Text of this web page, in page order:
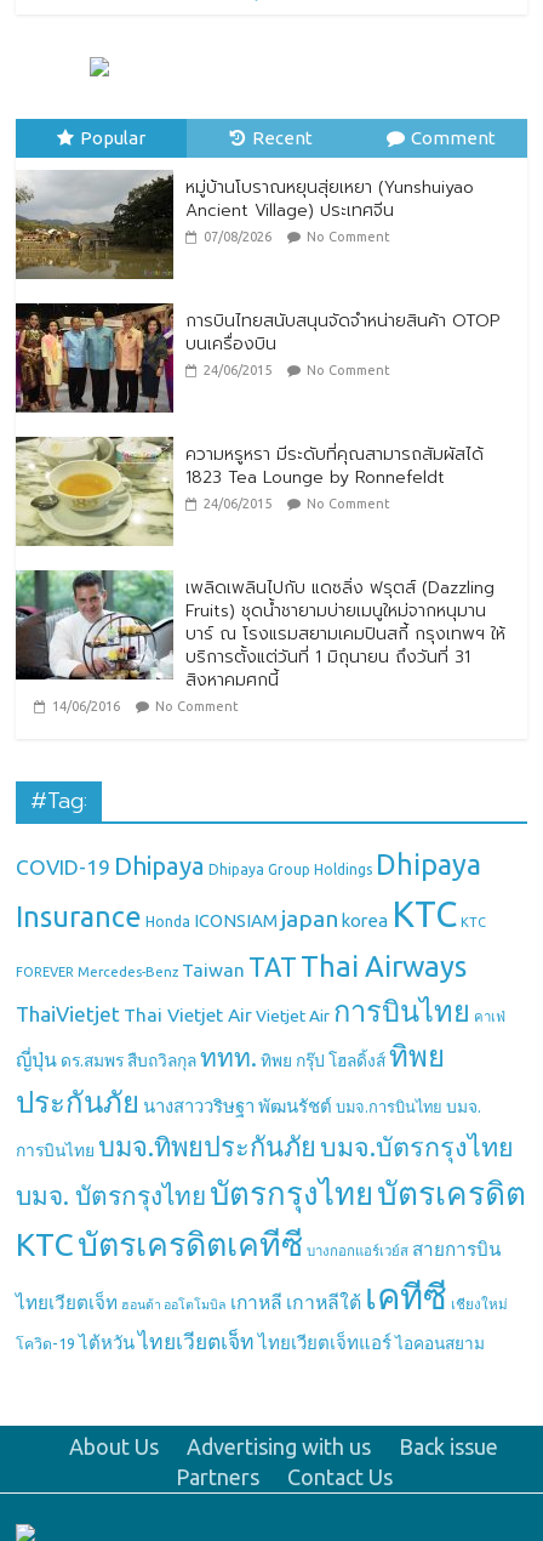
Popular Recent Comment
หมู่บ้านโบราณหยุนสุ่ยเหยา (Yunshuiyao
Ancient Village) ประเทศจีน
07/08/2026 No Comment
การบินไทยสนับสนุนจัดจำหน่ายสินค้า OTOP
บนเครื่องบิน
24/06/2015 No Comment
ความหรูหรา มีระดับที่คุณสามารถสัมผัสได้
1823 Tea Lounge by Ronnefeldt
24/06/2015 No Comment
เพลิดเพลินไปกับ แดซลิ่ง ฟรุตส์ (Dazzling
Fruits) ชุดน้ำชายามบ่ายเมนูใหม่จากหนุมาน
บาร์ ณ โรงแรมสยามเคมปินสกี้ กรุงเทพฯ ให้
บริการตั้งแต่วันที่ 1 มิถุนายน ถึงวันที่ 31
สิงหาคมศกนี้
14/06/2016 No Comment
#Tag:
COVID-19 Dhipaya Dhipaya Group Holdings Dhipaya
Insurance Honda ICONSIAM japan korea KTC KTC
FOREVER Mercedes-Benz Taiwan TAT Thai Airways
ThaiVietjet Thai Vietjet Air Vietjet Air การบินไทย คาเฟ่
ญี่ปุ่น ดร.สมพร สืบถวิลกุล ททท. ทิพย กรุ๊ป โฮลดิ้งส์ ทิพย
ประกันภัย นางสาววริษฐา พัฒนรัชต์ บมจ.การบินไทย บมจ.
การบินไทย บมจ.ทิพยประกันภัย บมจ.บัตรกรุงไทย
บมจ. บัตรกรุงไทย บัตรกรุงไทย บัตรเครดิต
KTCบัตรเครดิตเคทีซี บางกอกแอร์เวย์ส สายการบิน
ไทยเวียตเจ็ท ฮอนด้า ออโตโมบิล เกาหลี เกาหลีใต้ เคทีซี เชียงใหม่
โควิด-19 ไต้หวัน ไทยเวียตเจ็ท ไทยเวียตเจ็ทแอร์ ไอคอนสยาม
About Us Advertising with us
Back issue
Partners
Contact Us